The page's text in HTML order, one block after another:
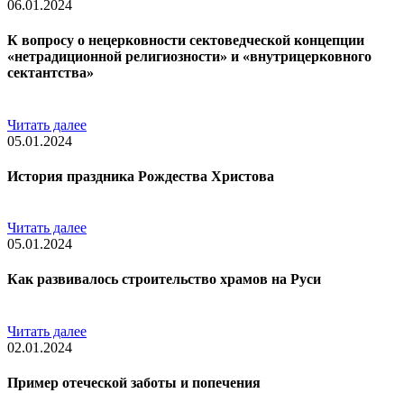
06.01.2024
К вопросу о нецерковности сектоведческой концепции
«нетрадиционной религиозности» и «внутрицерковного
сектантства»
Читать далее
05.01.2024
История праздника Рождества Христова
Читать далее
05.01.2024
Как развивалось строительство храмов на Руси
Читать далее
02.01.2024
Пример отеческой заботы и попечения